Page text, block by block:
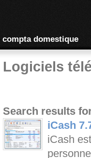
compta domestique
Logiciels
Search results
iCash
iCash